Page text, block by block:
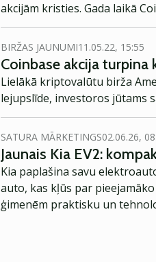
akcijām kristies. Gada laikā
BIRŽAS JAUNUMI11.05.22, 15:55
Coinbase akcija turpina
Lielākā kriptovalūtu birža
lejupslīde, investoros jūtams
SATURA MĀRKETINGS02.06.26,
Jaunais Kia EV2:
Kia paplašina savu
auto, kas kļūs par
ģimenēm praktisku un